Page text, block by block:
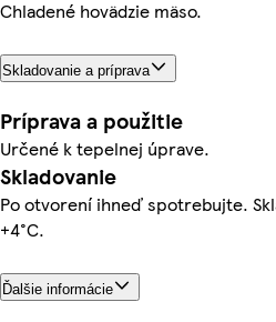
Chladené hovädzie mäso.
Skladovanie a príprava
Príprava a použitie
Určené k tepelnej úprave.
Skladovanie
Po otvorení ihneď spotrebujte.
+4°C.
Ďalšie informácie